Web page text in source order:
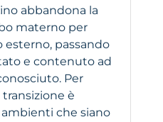
abbandona la
materno per
esterno, passando
e contenuto ad
Per
è
che siano